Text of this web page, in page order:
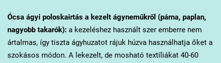
Ócsaágyi poloskairtás a kezelt ágyneműkről (párna, paplan,
nagyobb takarók):a kezeléshez használt szer emberre nem
ártalmas, így tiszta ágyhuzatot rájuk húzva használhatja őket a
szokásos módon. A lekezelt, de mosható textíliákat 40-60